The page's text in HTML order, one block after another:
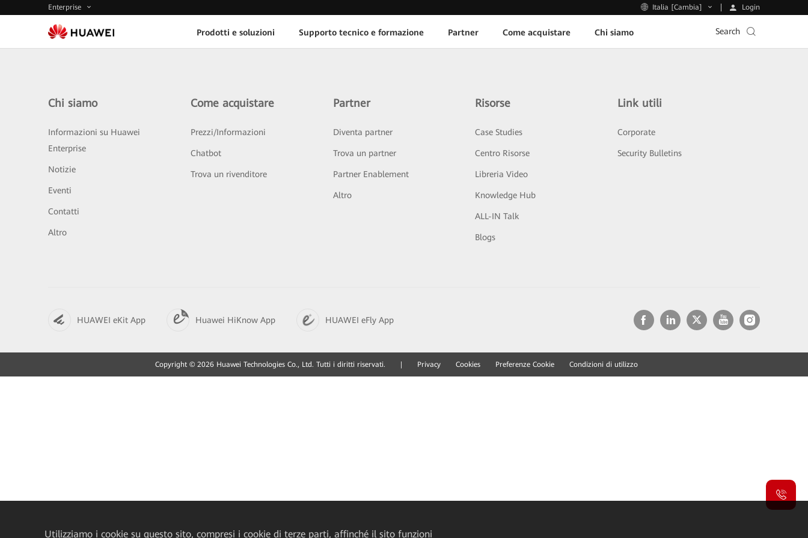
Enterprise Italia [Cambia] Login
Prodotti e soluzioni Supporto tecnico e formazione Partner Come acquistare Chi siamo Search
Chi siamo
Informazioni su Huawei
Enterprise
Notizie
Eventi
Contatti
Altro
Come acquistare
Prezzi/Informazioni
Chatbot
Trova un rivenditore
Partner
Diventa partner
Trova un partner
Partner Enablement
Altro
Risorse
Case Studies
Centro Risorse
Libreria Video
Knowledge Hub
ALL-IN Talk
Blogs
Link utili
Corporate
Security Bulletins
HUAWEI eKit App Huawei HiKnow App HUAWEI eFly App
Copyright © 2026 Huawei Technologies Co., Ltd. Tutti i diritti riservati. Privacy Cookies Preferenze Cookie Condizioni di utilizzo
Utilizziamo i cookie su questo sito, compresi i cookie di terze parti, affinché il sito funzioni